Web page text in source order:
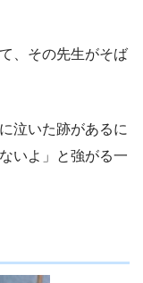
、その先生がそば
泣いた跡があるに
いよ」と強がる一